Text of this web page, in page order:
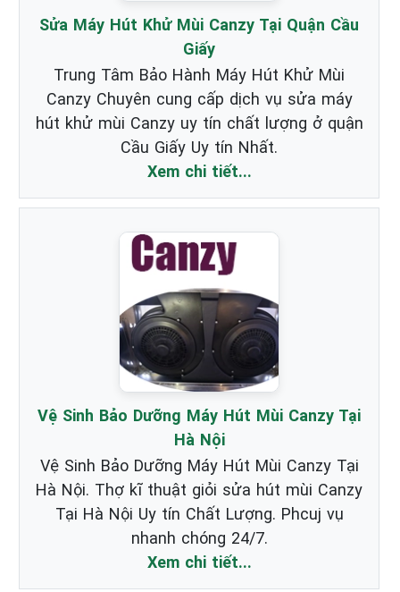
Sửa Máy Hút Khử Mùi Canzy Tại Quận Cầu
Giấy
Trung Tâm Bảo Hành Máy Hút Khử Mùi
Canzy Chuyên cung cấp dịch vụ sửa máy
hút khử mùi Canzy uy tín chất lượng ở quận
Cầu Giấy Uy tín Nhất.
Xem chi tiết...
Vệ Sinh Bảo Dưỡng Máy Hút Mùi Canzy Tại
Hà Nội
Vệ Sinh Bảo Dưỡng Máy Hút Mùi Canzy Tại
Hà Nội. Thợ kĩ thuật giỏi sửa hút mùi Canzy
Tại Hà Nội Uy tín Chất Lượng. Phcuj vụ
nhanh chóng 24/7.
Xem chi tiết...